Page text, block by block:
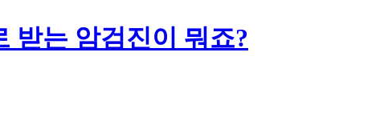
받는 암검진이 뭐죠?